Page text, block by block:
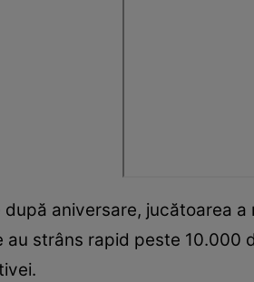
aniversare, jucătoarea
au strâns rapid peste